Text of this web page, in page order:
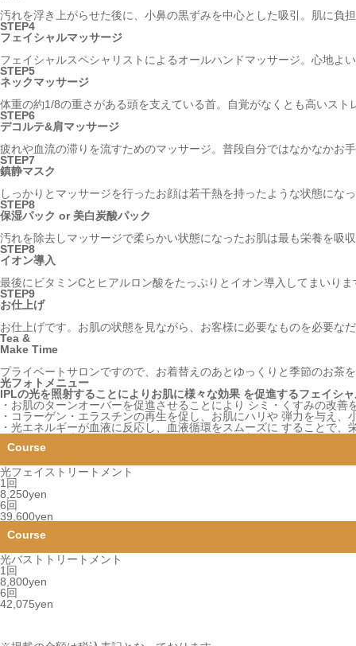
汚れを浮き上がらせた後に、小鼻の黒ずみを中心とした吸引。肌に負
STEP4
フェイシャルマッサージ
フェイシャルスペシャリストによるオールハンドマッサージ。心地よ
STEP5
ネックマッサージ
体重の約1/8の重さがある頭を支えている首。自覚がなくとも高いス
STEP6
デコルテ&肩マッサージ
疲れや血流の滞りを流すためのマッサージ。普段自分ではなかなかお
STEP7
鎮静マスク
しっかりとマッサージを行ったお顔は若干熱を持ったような状態に
STEP8
保湿パック or 美白炭酸パック
汚れを除去しマッサージで柔らかい状態になったお肌は最も栄養を吸
STEP8
イオン導入
最後にビタミンCとヒアルロン酸をたっぷりとイオン導入してまいりま
STEP9
お仕上げ
お仕上げです。お肌の状態を見ながら、お客様に必要なものを必要な
Tea &
Make Time
プライベートサロンですので、お着替えのあとゆっくりと季節のお茶
光フォトメニュー
IPLの光を照射することによりお肌に様々な効果 を促進するフェイシ
・お肌のターンオーバーを促進させることにより シミ・くすみの改善
・コラーゲン・エラスチンの再生を促し、お肌にハリや 弾力を与え、
・光エネルギーが血液に反応し、血液循環をスムーズに することで
・酸素や栄養素を乳房に十分供給されることにより 胸筋とクーパー靭
光フェイストリートメント
1回
8,250yen
6回
39,600yen
光バストトリートメント
1回
8,800yen
6回
42,075yen